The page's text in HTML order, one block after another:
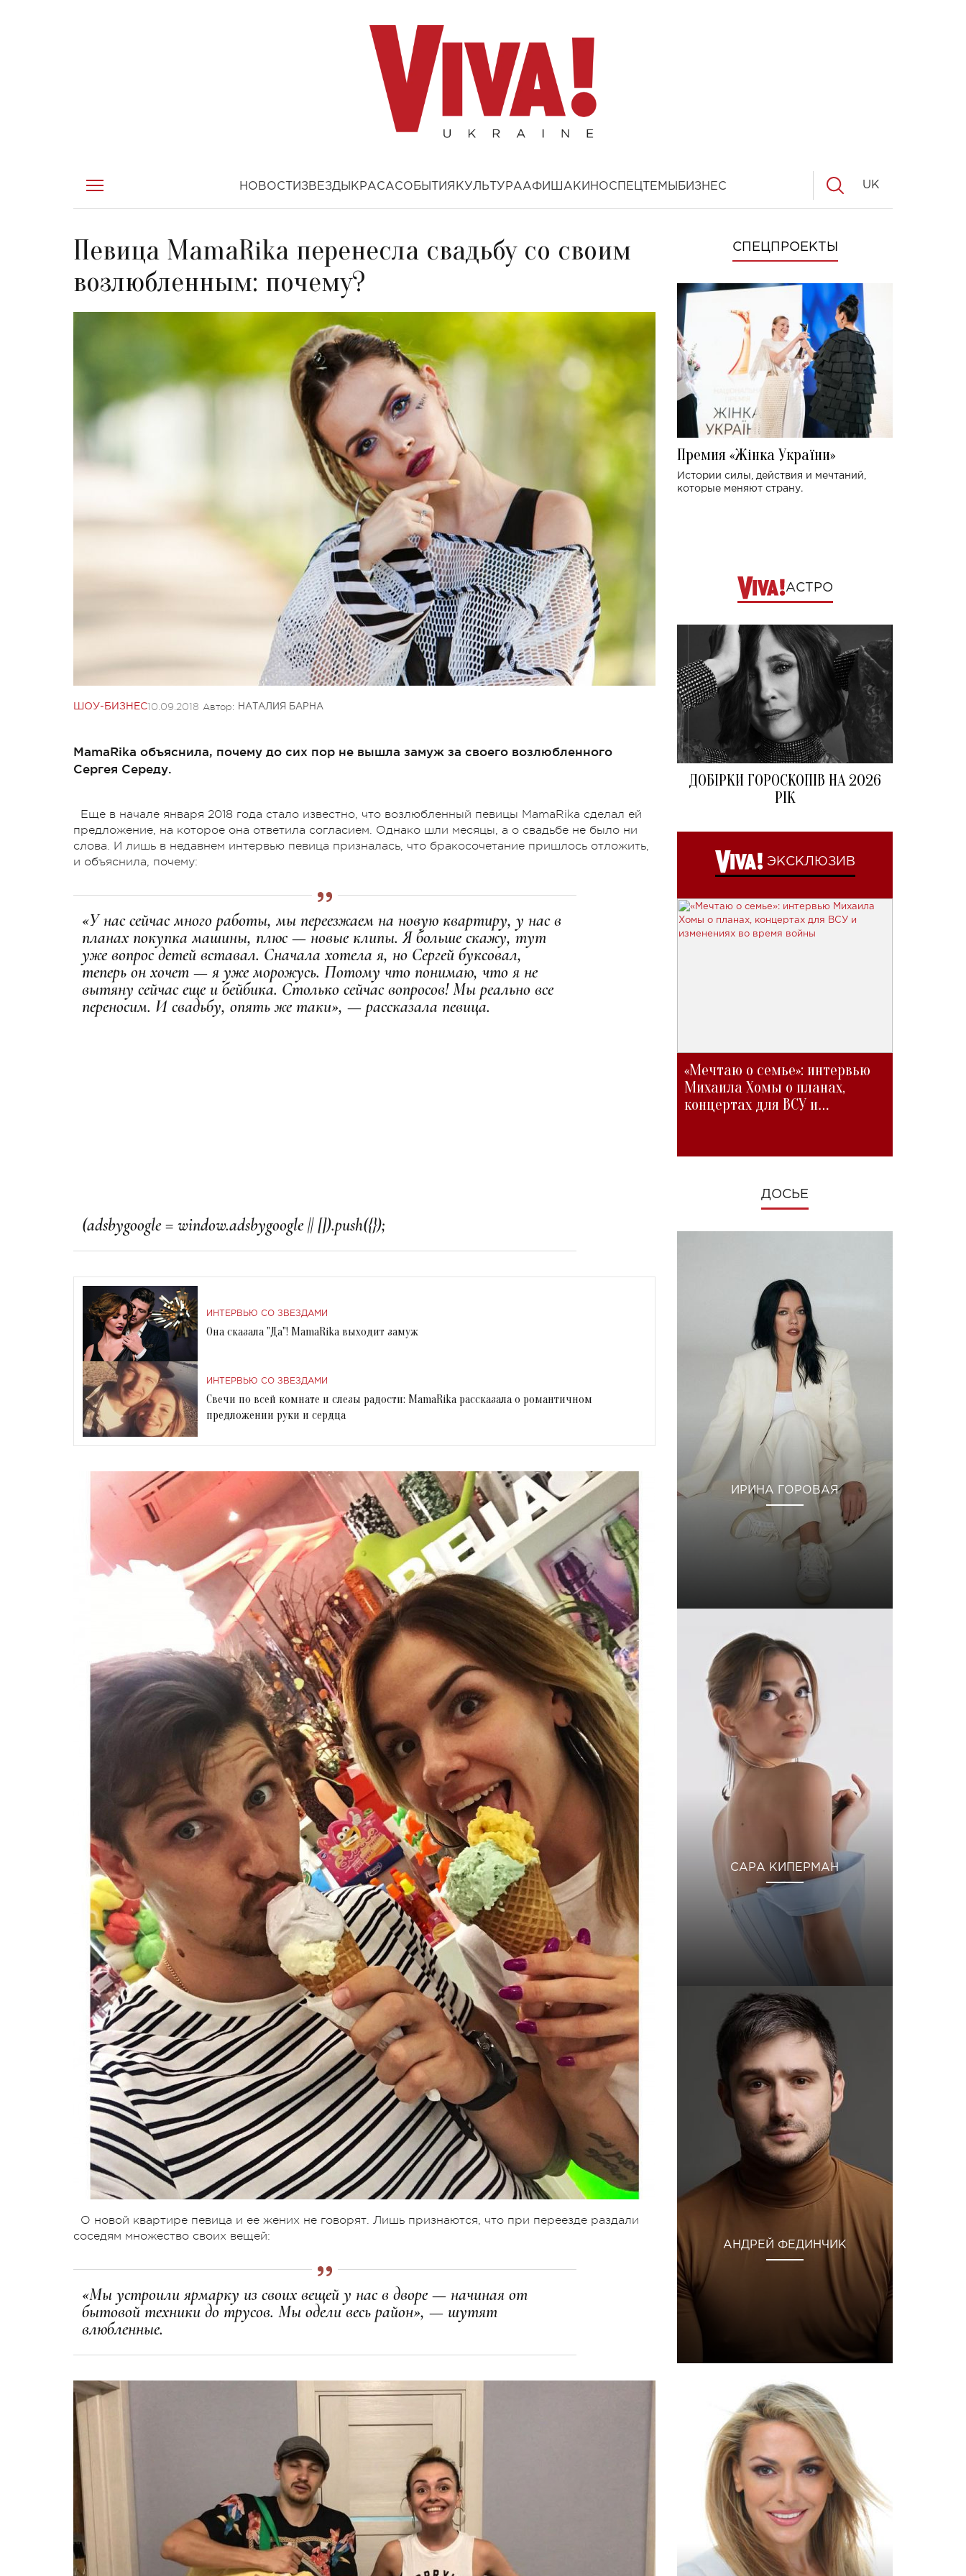
НОВОСТИ ЗВЕЗДЫ КРАСАСОБЫТИЯ КУЛЬТУРААФИША КИНОСПЕЦТЕМЫ БИЗНЕС UK
Певица MamaRika перенесла свадьбу со своим
возлюбленным: почему?
ШОУ-БИЗНЕС10.09.2018 Автор: НАТАЛИЯ БАРНА
MamaRika объяснила, почему до сих пор не вышла замуж за своего возлюбленного
Сергея Середу.
Еще в начале января 2018 года стало известно, что возлюбленный певицы MamaRika сделал ей
предложение, на которое она ответила согласием. Однако шли месяцы, а о свадьбе не было ни
слова. И лишь в недавнем интервью певица призналась, что бракосочетание пришлось отложить,
и объяснила, почему:
«У нас сейчас много работы, мы переезжаем на новую квартиру, у нас в
планах покупка машины, плюс — новые клипы. Я больше скажу, тут
уже вопрос детей вставал. Сначала хотела я, но Сергей буксовал,
теперь он хочет — я уже морожусь. Потому что понимаю, что я не
вытяну сейчас еще и бейбика. Столько сейчас вопросов! Мы реально все
переносим. И свадьбу, опять же таки», — рассказала певица.
ИНТЕРВЬЮ СО ЗВЕЗДАМИ
Она сказала "Да"! MamaRika выходит замуж
ИНТЕРВЬЮ СО ЗВЕЗДАМИ
Свечи по всей комнате и слезы радости: MamaRika рассказала о романтичном
предложении руки и сердца
О новой квартире певица и ее жених не говорят. Лишь признаются, что при переезде раздали
соседям множество своих вещей:
«Мы устроили ярмарку из своих вещей у нас в дворе — начиная от
бытовой техники до трусов. Мы одели весь район», — шутят
влюбленные.
СПЕЦПРОЕКТЫ
Премия «Жінка України»
Истории силы, действия и мечтаний,
которые меняют страну.
АСТРО
ДОБІРКИ ГОРОСКОПІВ НА 2026
РІК
ЭКСКЛЮЗИВ
«Мечтаю о семье»: интервью
Михаила Хомы о планах,
концертах для ВСУ и
ДОСЬЕ
ИРИНА ГОРОВАЯ
САРА КИПЕРМАН
АНДРЕЙ ФЕДИНЧИК